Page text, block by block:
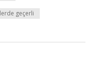
geçerli